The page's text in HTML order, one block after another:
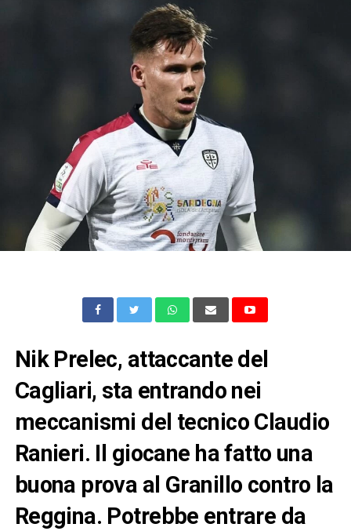
Nik Prelec, attaccante del
Cagliari, sta entrando nei
meccanismi del tecnico Claudio
Ranieri. Il giocane ha fatto una
buona prova al Granillo contro la
Reggina. Potrebbe entrare da